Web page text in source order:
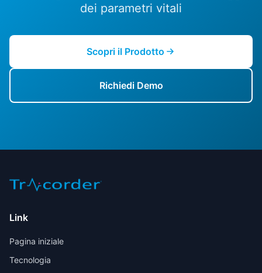
dei parametri vitali
Scopri il Prodotto
Richiedi Demo
Link
Pagina iniziale
Tecnologia